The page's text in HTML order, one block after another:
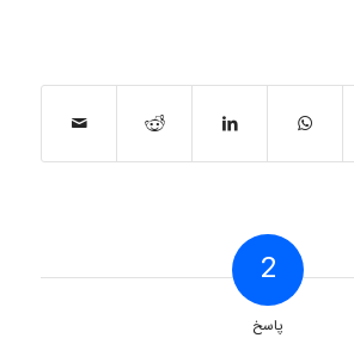
2
پاسخ